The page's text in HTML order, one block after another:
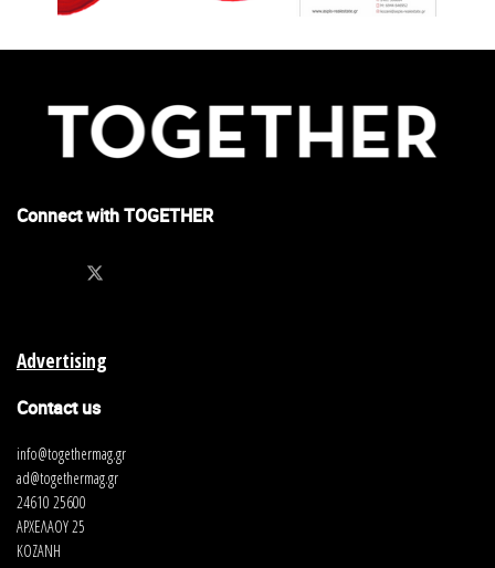
Connect with TOGETHER
Advertising
Contact us
info@togethermag.gr
ad@togethermag.gr
24610 25600
ΑΡΧΕΛΑΟΥ 25
ΚΟΖΑΝΗ